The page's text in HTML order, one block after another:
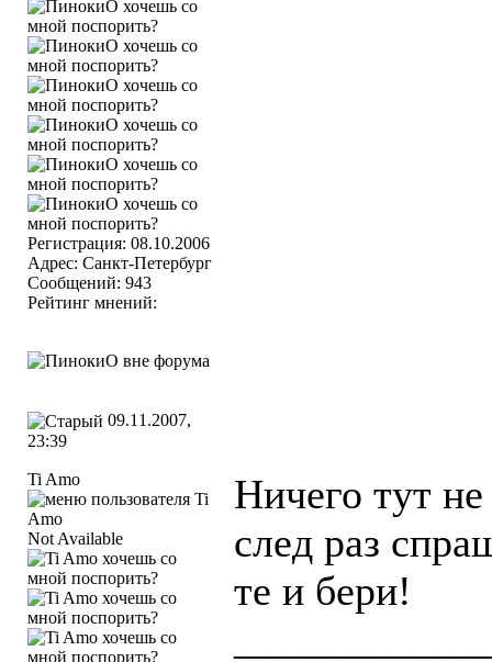
Регистрация: 08.10.2006
Адрес: Санкт-Петербург
Сообщений: 943
Рейтинг мнений:
09.11.2007,
23:39
Ti Amo
Not Available
Ничего тут
след раз
те и бери!